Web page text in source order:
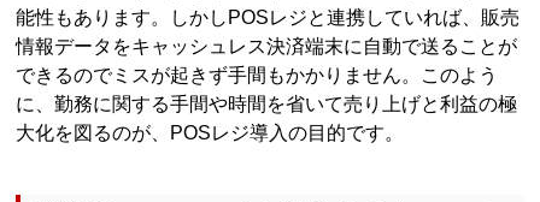
能性もあります。しかしPOSレジと連携していれば、販売
情報データをキャッシュレス決済端末に自動で送ることが
できるのでミスが起きず手間もかかりません。このよう
に、勤務に関する手間や時間を省いて売り上げと利益の極
大化を図るのが、POSレジ導入の目的です。